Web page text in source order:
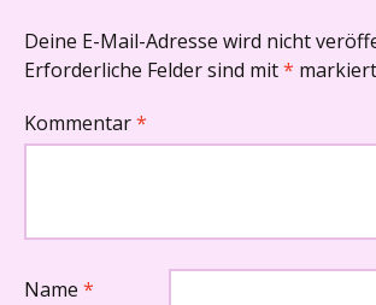
Deine E-Mail-Adresse wird nicht
Erforderliche Felder sind mit* markiert
Kommentar*
Name *